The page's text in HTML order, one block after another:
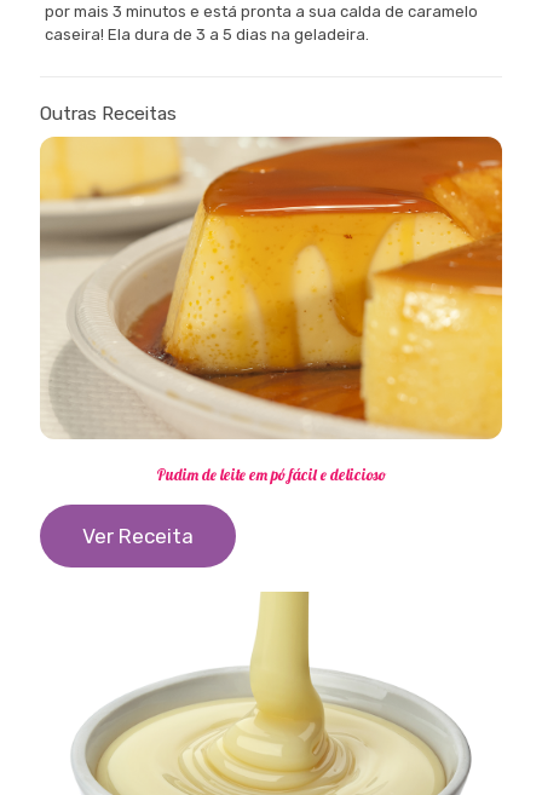
por mais 3 minutos e está pronta a sua calda de caramelo
caseira! Ela dura de 3 a 5 dias na geladeira.
Outras Receitas
Pudim de leite em pó fácil e delicioso
Ver Receita